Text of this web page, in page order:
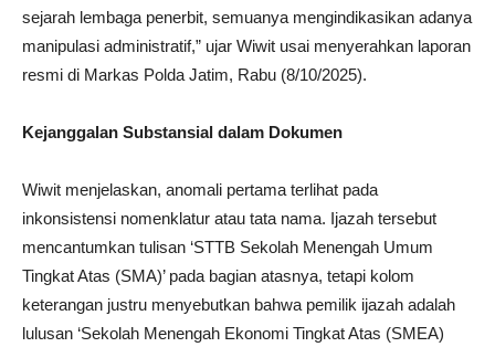
sejarah lembaga penerbit, semuanya mengindikasikan adanya
manipulasi administratif,” ujar Wiwit usai menyerahkan laporan
resmi di Markas Polda Jatim, Rabu (8/10/2025).
Kejanggalan Substansial dalam Dokumen
Wiwit menjelaskan, anomali pertama terlihat pada
inkonsistensi nomenklatur atau tata nama. Ijazah tersebut
mencantumkan tulisan ‘STTB Sekolah Menengah Umum
Tingkat Atas (SMA)’ pada bagian atasnya, tetapi kolom
keterangan justru menyebutkan bahwa pemilik ijazah adalah
lulusan ‘Sekolah Menengah Ekonomi Tingkat Atas (SMEA)